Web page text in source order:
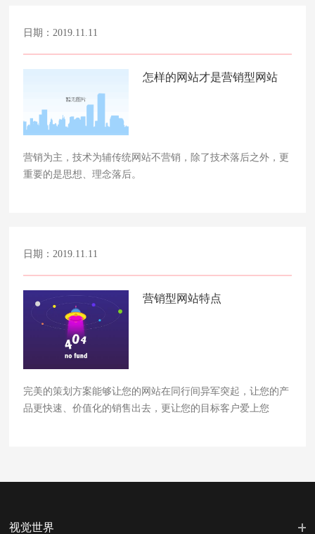
日期：2019.11.11
怎样的网站才是营销型网站
营销为主，技术为辅传统网站不营销，除了技术落后之外，更
重要的是思想、理念落后。
日期：2019.11.11
营销型网站特点
完美的策划方案能够让您的网站在同行间异军突起，让您的产
品更快速、价值化的销售出去，更让您的目标客户爱上您
视觉世界